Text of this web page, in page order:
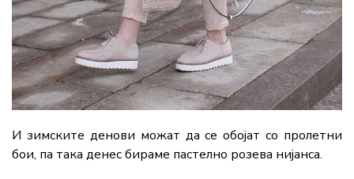
И зимските денови можат да се обојат со пролетни
бои, па така денес бираме пастелно розева нијанса.